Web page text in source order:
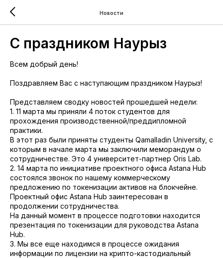
Новости
С праздником Наурыз
Всем добрый день!
Поздравляем Вас с наступающим праздником Наурыз!
Представляем сводку новостей прошедшей недели:
1. 11 марта мы приняли 4 поток студентов для
прохождения производственной/преддипломной
практики.
В этот раз были приняты студенты Qamalladin University, с
которым в начале марта мы заключили меморандум о
сотрудничестве. Это 4 университет-партнер Oris Lab.
2. 14 марта по инициативе проектного офиса Astana Hub
состоялся звонок по нашему коммерческому
предложению по токенизации активов на блокчейне.
Проектный офис Astana Hub заинтересован в
продолжении сотрудничества.
На данный момент в процессе подготовки находится
презентация по токенизации для руководства Astana
Hub.
3. Мы все еще находимся в процессе ожидания
информации по лицензии на крипто-кастодиальный